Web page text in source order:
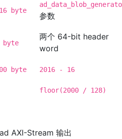
byte
参数
byte
两个 64-bit header
word
byte 2016 - 16
floor(2000 / 128)
AXI-Stream 输出